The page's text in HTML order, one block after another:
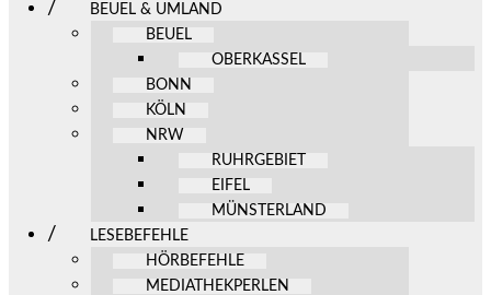
BEUEL & UMLAND
BEUEL
OBERKASSEL
BONN
KÖLN
NRW
RUHRGEBIET
EIFEL
MÜNSTERLAND
LESEBEFEHLE
HÖRBEFEHLE
MEDIATHEKPERLEN